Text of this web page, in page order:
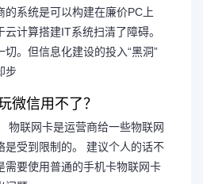
的系统是可以构建在廉价PC上
计算搭建IT系统扫清了障碍。
。但信息化建设的投入“黑洞”
步
微信用不了？
物联网卡是运营商给一些物联网
是受到限制的。 建议个人的话不
需要使用普通的手机卡物联网卡